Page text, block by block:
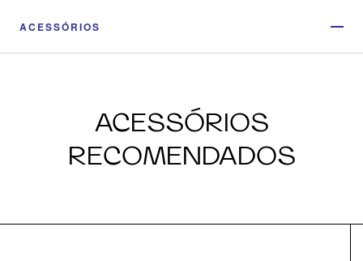
ACESSÓRIOS
ACESSÓRIOS
RECOMENDADOS